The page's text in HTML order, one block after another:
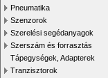
Pneumatika
Szenzorok
Szerelési segédanyagok
Szerszám és forrasztás
Tápegységek, Adapterek
Tranzisztorok